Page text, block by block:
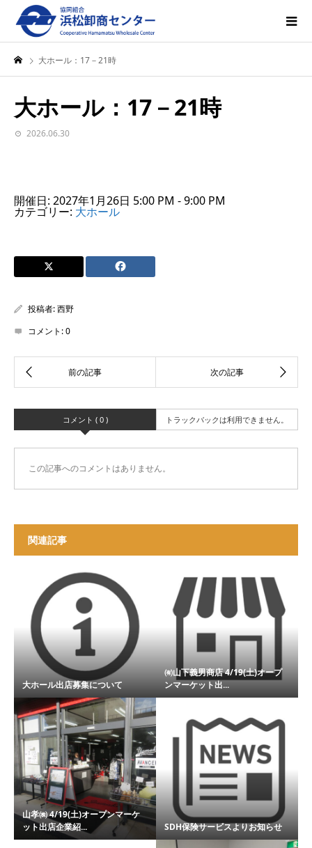
大ホール：17－21時
大ホール：17－21時
2026.06.30
開催日: 2027年1月26日 5:00 PM - 9:00 PM
カテゴリー: 大ホール
投稿者:西野
コメント:0
コメント ( 0 ) トラックバックは利用できません。
この記事へのコメントはありません。
関連記事
大ホール出店募集について
㈲山下義男商店 4/19(土)オープ
ンマーケット出...
山孝㈱ 4/19(土)オープンマーケ
ット出店企業紹...
SDH保険サービスよりお知らせ